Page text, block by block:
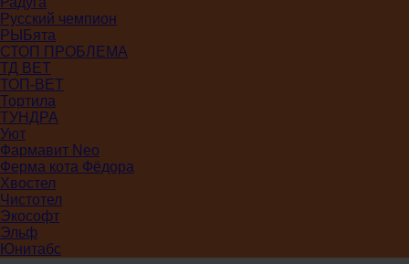
Русский чемпион
РЫБята
СТОП ПРОБЛЕМА
ТД ВЕТ
ТОП-ВЕТ
Тортила
ТУНДРА
Уют
Фармавит Neo
Ферма кота Фёдора
Хвостел
Чистотел
Экософт
Эльф
Юнитабс